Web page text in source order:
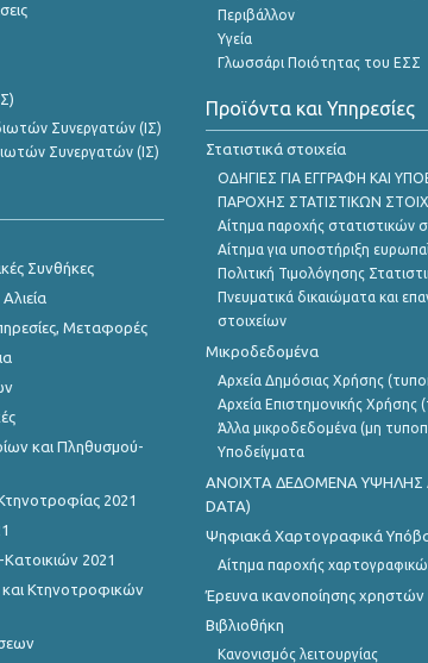
Συνεργατών (ΙΣ)
Συνεργατών (ΙΣ)
Συνθήκες
Μεταφορές
και Πληθυσμού-
2021
2021
Κτηνοτροφικών
Περιβάλλον
Υγεία
Γλωσσάρι Ποιότητας του ΕΣΣ
Προϊόντα και Υπηρεσίες
Στατιστικά στοιχεία
ΟΔΗΓΙΕΣ ΓΙΑ ΕΓΓΡΑΦΗ ΚΑΙ
ΠΑΡΟΧΗΣ ΣΤΑΤΙΣΤΙΚΩΝ
Αίτημα παροχής στατιστικών
Αίτημα για υποστήριξη
Πολιτική Τιμολόγησης
Πνευματικά δικαιώματα και
στοιχείων
Μικροδεδομένα
Αρχεία Δημόσιας Χρήσης
Αρχεία Επιστημονικής Χρήσης
Άλλα μικροδεδομένα (μη
Υποδείγματα
ANOIXTA ΔΕΔΟΜΕΝΑ ΥΨΗΛΗΣ
DATA)
Ψηφιακά Χαρτογραφικά
Αίτημα παροχής
Έρευνα ικανοποίησης χρηστών
Βιβλιοθήκη
Κανονισμός λειτουργίας